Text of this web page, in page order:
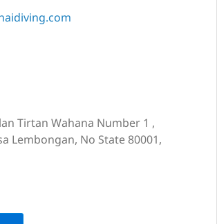
Tirtan Wahana Number 1 ,
Lembongan, No State 80001,